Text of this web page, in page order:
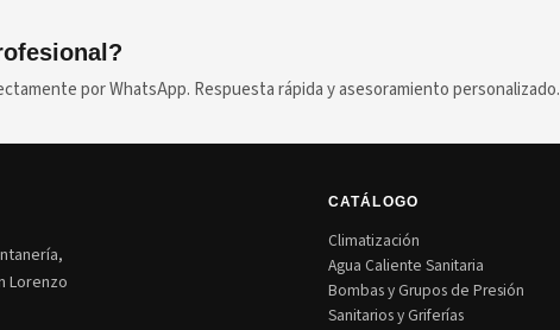
por WhatsApp. Respuesta rápida y asesoramiento personalizado.
Lorenzo
CATÁLOGO
Climatización
Agua Caliente Sanitaria
Bombas y Grupos de Presión
Sanitarios y Griferías